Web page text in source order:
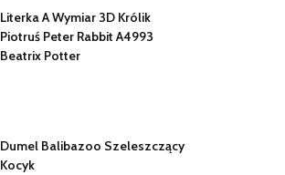
Literka A Wymiar 3D Królik
Piotruś Peter Rabbit A4993
Beatrix Potter
Dumel Balibazoo Szeleszczący
Kocyk